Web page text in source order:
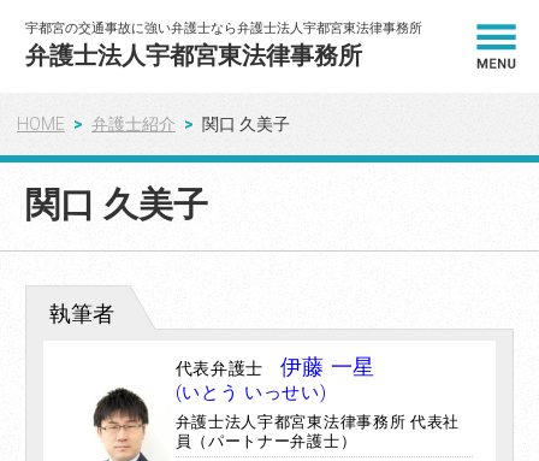
宇都宮の交通事故に強い弁護士なら弁護士法人宇都宮東法律事務所
弁護士法人宇都宮東法律事務所
HOME
解決事例
相談の流れ
HOME 弁護士紹介 関口 久美子
関口 久美子
執筆者
代表弁護士 伊藤 一星
(いとう いっせい)
弁護士法人宇都宮東法律事務所 代表社
員（パートナー弁護士）